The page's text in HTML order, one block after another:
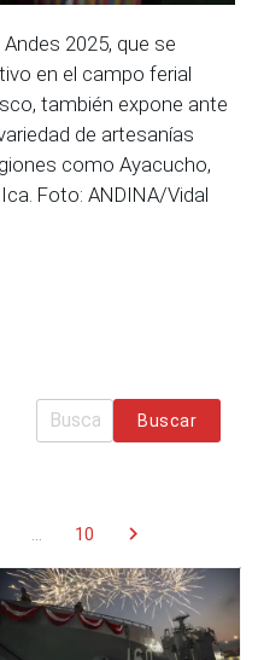
2025, que se
en el campo ferial
también expone ante
de artesanías
como Ayacucho,
Foto: ANDINA/Vidal
Buscar
10 chevron_right